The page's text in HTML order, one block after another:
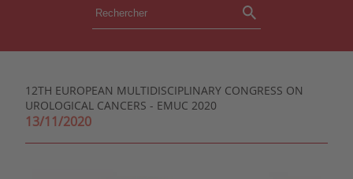
ÉVÉNEMENTS
INSTITUTIONS
12TH EUROPEAN MULTIDISCIPLINARY CONGRESS ON
UROLOGICAL CANCERS - EMUC 2020
13/11/2020